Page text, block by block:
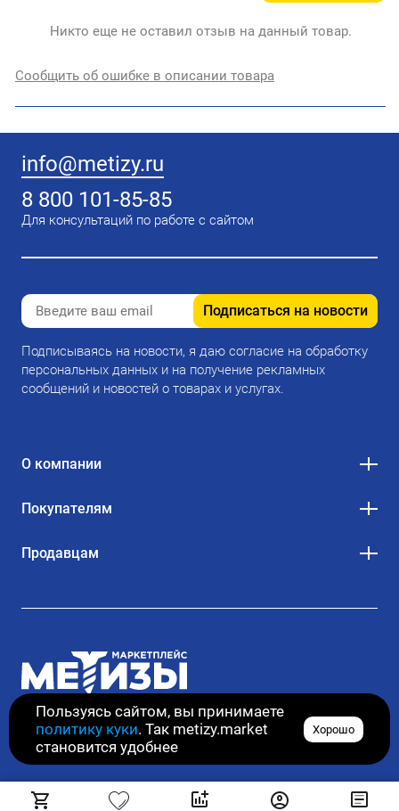
Пользуясь сайтом, вы принимаете
политику куки. Так metizy.market
становится удобнее
Хорошо
Никто еще не оставил отзыв на данный товар.
Сообщить об ошибке в описании товара
info@metizy.ru
8 800 101-85-85
Для консультаций по работе с сайтом
Подписаться на новости
Подписываясь на новости, я даю согласие на обработку
персональных данных и на получение рекламных
сообщений и новостей о товарах и услугах.
© 2020–2026. Все права защищены
О компании
Покупателям
Продавцам